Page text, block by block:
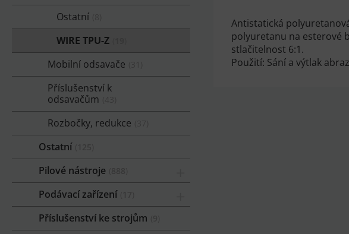
Ostatní
WIRE TPU-Z
Mobilní odsavače
Příslušenství k
odsavačům
Rozbočky, redukce
Ostatní
Pilové nástroje
Podávací zařízení
Příslušenství ke strojům
Antistatická
polyuretanu na esterové
stlačitelnost 6:1.
Použití: Sání a výtlak